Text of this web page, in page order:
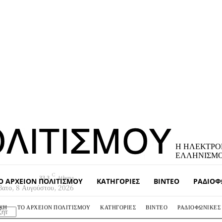
Η
ΑΡΧΕΊΟΝ ΠΟΛΙΤΙΣΜΟΎ ΚΑΤΗΓΟΡΊΕΣ ΒΊΝΤΕΟ
33.3 C Athens
8 Αυγούστου, 2026
ΤΟ ΑΡΧΕΊΟΝ ΠΟΛΙΤΙΣΜΟΎ ΚΑΤΗΓΟΡΊΕΣ ΒΊΝΤΕΟ